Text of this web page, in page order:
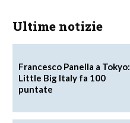
Ultime notizie
Francesco Panella a Tokyo:
Little Big Italy fa 100
puntate